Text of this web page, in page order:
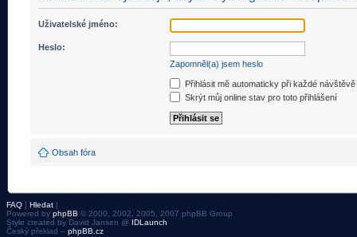
Uživatelské jméno:
Heslo:
Zapomněl(a) jsem heslo
Přihlásit mě automaticky při každé návštěvě
Skrýt můj online stav pro toto přihlášení
Obsah fóra
FAQ | Hledat |
Powered by phpBB © 2000, 2002, 2005, 2007 phpBB Group
Style created by David Jansen @ IDLaunch
Český překlad – phpBB.cz